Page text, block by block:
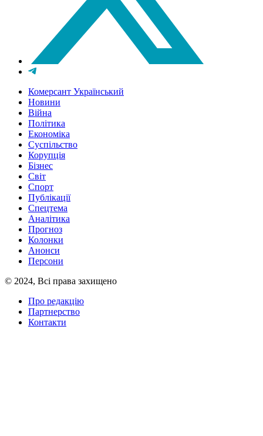
Комерсант Український
Новини
Війна
Політика
Економіка
Суспільство
Корупція
Бізнес
Світ
Спорт
Публікації
Спецтема
Аналітика
Прогноз
Колонки
Анонси
Персони
© 2024, Всі права захищено
Про редакцію
Партнерство
Контакти